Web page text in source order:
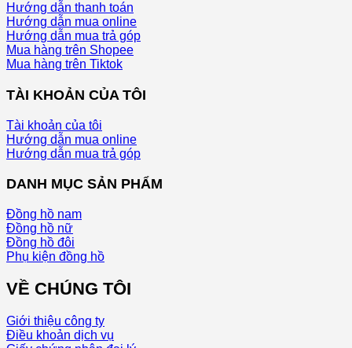
Hướng dẫn thanh toán
Hướng dẫn mua online
Hướng dẫn mua trả góp
Mua hàng trên Shopee
Mua hàng trên Tiktok
TÀI KHOẢN CỦA TÔI
Tài khoản của tôi
Hướng dẫn mua online
Hướng dẫn mua trả góp
DANH MỤC SẢN PHẨM
Đồng hồ nam
Đồng hồ nữ
Đồng hồ đôi
Phụ kiện đồng hồ
VỀ CHÚNG TÔI
Giới thiệu công ty
Điều khoản dịch vụ